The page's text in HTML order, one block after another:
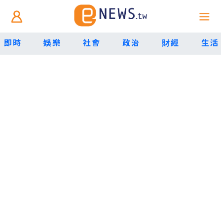
即時 娛樂 社會 政治 財經 生活